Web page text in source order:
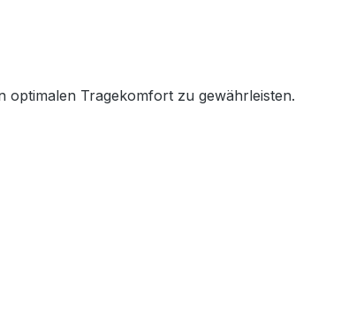
Tragekomfort zu gewährleisten.